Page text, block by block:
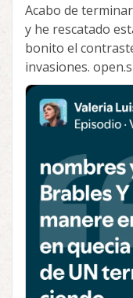
Acabo de
y he rescatado
bonito el
invasiones.